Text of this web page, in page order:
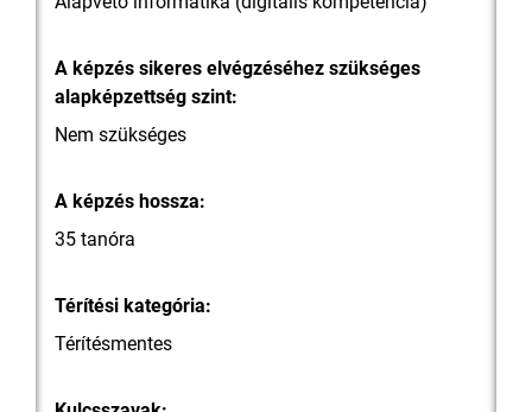
A képzés sikeres elvégzéséhez szükséges
alapképzettség szint:
Nem szükséges
A képzés hossza:
35 tanóra
Térítési kategória:
Térítésmentes